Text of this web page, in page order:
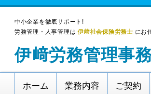
中小企業を徹底サポート!
労務管理・人事管理は伊﨑社会保険労務士 にお
伊﨑労務管理事
ホーム 業務内容 ご契約